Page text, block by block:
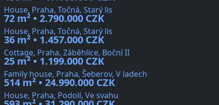
House, Praha, Točná, Starý lis
72 m² • 2.790.000 CZK
House, Praha, Točná, Starý lis
36 m² • 1.457.000 CZK
Cottage, Praha, Záběhlice, Boční II
25 m² • 1.199.000 CZK
Family house, Praha, Šeberov, V ladech
514 m² • 24.990.000 CZK
House, Praha, Podolí, Ve svahu